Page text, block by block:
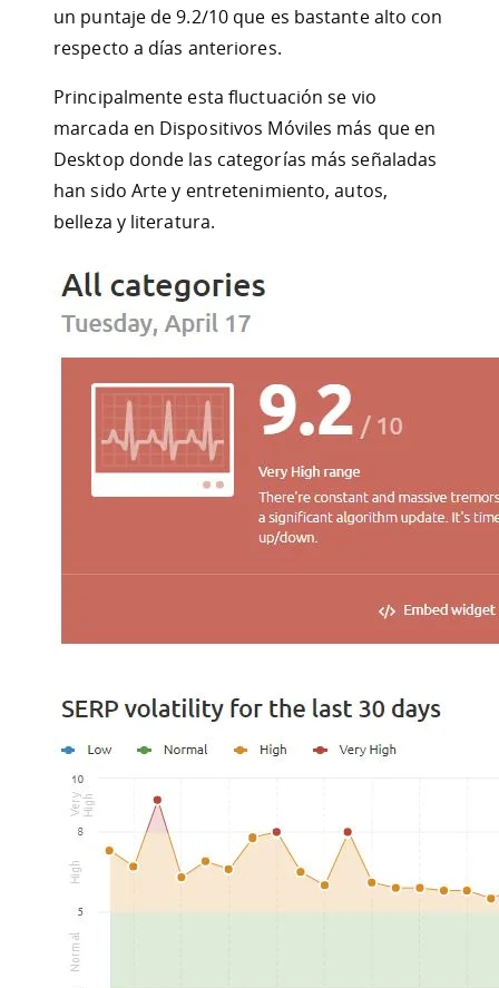
un puntaje de 9.2/10 que es bastante alto con
respecto a días anteriores.
Principalmente esta fluctuación se vio
marcada en Dispositivos Móviles más que en
Desktop donde las categorías más señaladas
han sido Arte y entretenimiento, autos,
belleza y literatura.